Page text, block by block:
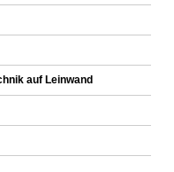
auf Leinwand